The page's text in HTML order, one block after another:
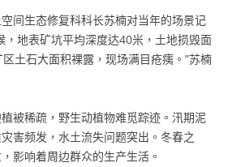
间生态修复科科长苏楠对当年的场景记
，地表矿坑平均深度达40米，土地损毁面
土石大面积裸露，现场满目疮痍。”苏楠
被稀疏，野生动植物难觅踪迹。汛期泥
害频发，水土流失问题突出。冬春之
影响着周边群众的生产生活。